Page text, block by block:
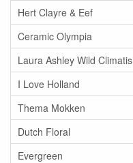
Hert Clayre & Eef
Ceramic Olympia
Laura Ashley Wild Climatis
I Love Holland
Thema Mokken
Dutch Floral
Evergreen